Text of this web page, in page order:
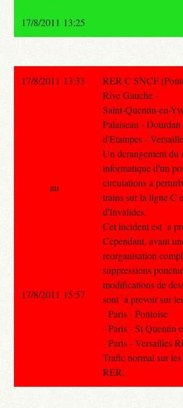
17/8/2011 13:25
17/8/2011 13:33
RER C SNCF
Rive Gauche -
Saint-Quentin-en-
Palaiseau -
d'Etampes -
Un derangement du
informatique d'un
circulations a
trains sur la ligne C
d'Invalides.
Cet incident est `a
Cependant, avant
reorganisation
suppressions
modifications de
sont `a prevoir sur
- Paris - Pontoise
- Paris - St Quentin
- Paris - Versailles
Trafic normal sur
RER.
au
17/8/2011 15:57